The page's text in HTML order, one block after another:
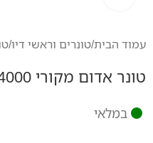
עמוד הבית/טונרים וראשי דיו/
טונר אדום מקורי 4000 דף Brother TN-249M
במלאי